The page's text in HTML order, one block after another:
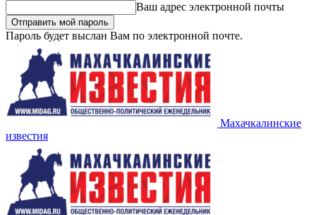
Ваш адрес электронной почты
Пароль будет выслан Вам по электронной почте.
Махачкалинские
известия